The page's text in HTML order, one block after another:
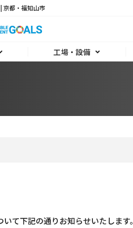
京都・福知山市
工場・設備
て下記の通りお知らせいたします。